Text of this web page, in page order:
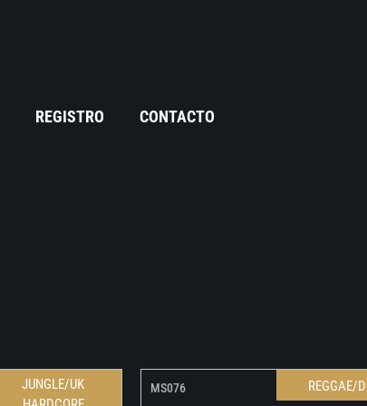
REGISTRO CONTACTO
JUNGLE/UK
MS076 REGGAE/